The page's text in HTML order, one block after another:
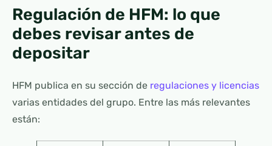
Regulación de HFM: lo que
debes revisar antes de
depositar
HFM publica en su sección de regulaciones y licencias
varias entidades del grupo. Entre las más relevantes
están: